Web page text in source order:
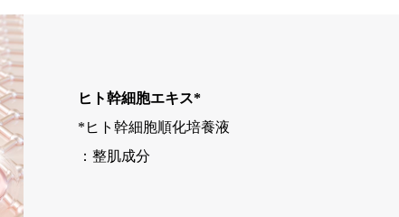
ヒト幹細胞エキス*
*ヒト幹細胞順化培養液
：整肌成分